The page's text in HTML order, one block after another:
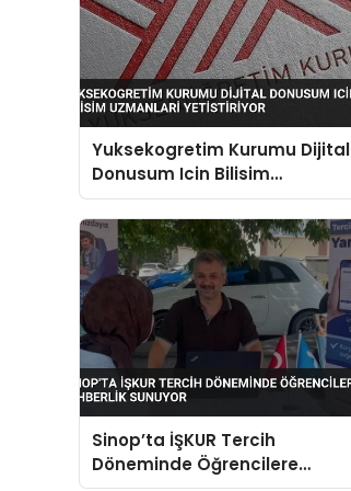
Yuksekogretim Kurumu Dijital
Donusum Icin Bilisim
Uzmanlari Yetistiriyor
Sinop’ta İŞKUR Tercih
Döneminde Öğrencilere